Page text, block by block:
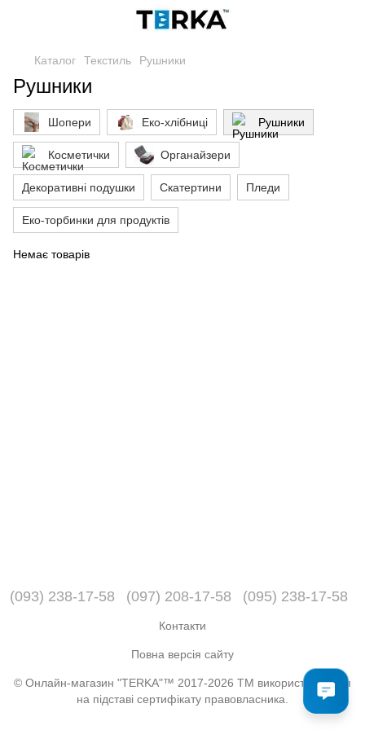
Каталог Текстиль Рушники
Рушники
Шопери Еко-хлібниці Рушники
Косметички Органайзери
Декоративні подушки Скатертини Пледи
Еко-торбинки для продуктів
Немає товарів
(093) 238-17-58 (097) 208-17-58 (095) 238-17-58
Контакти
Повна версія сайту
© Онлайн-магазин "TERKA"™ 2017-2026 ТМ використовується
на підставі сертифікату правовласника.